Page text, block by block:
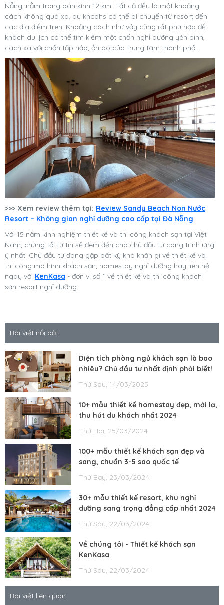
Nẵng, nằm trong bán kính 12 km. Tất cả đều là một khoảng
cách không quá xa, du khcahs có thể di chuyển từ resort đến
các địa điểm trên. Khoảng cách như vậy cũng rất phù hợp để
khách du lịch có thể tìm kiếm một chốn nghỉ dưỡng yên bình,
cách xa với chốn tấp nập, ồn ào của trung tâm thành phố.
>>> Xem review thêm tại: Review Sandy Beach Non Nước
Resort – Không gian nghỉ dưỡng cao cấp tại Đà Nẵng
Với 15 năm kinh nghiệm thiết kế và thi công khách sạn tại Việt
Nam, chúng tối tự tin sẽ đem đến cho chủ đầu tư công trình ưng
ý nhất. Chủ đầu tư đang gặp bất kỳ khó khăn gì về thiết kế và
thi công mô hình khách sạn, homestay nghỉ dưỡng hãy liên hệ
ngay với KenKasa - đơn vị số 1 về thiết kế và thi công khách
sạn resort nghỉ dưỡng.
Bài viết nổi bật
Diện tích phòng ngủ khách sạn là bao
nhiêu? Chủ đầu tư nhất định phải biết!
Thứ Sáu, 14/03/2025
10+ mẫu thiết kế homestay đẹp, mới lạ,
thu hút du khách nhất 2024
Thứ Hai, 25/03/2024
100+ mẫu thiết kế khách sạn đẹp và
sang, chuẩn 3-5 sao quốc tế
Thứ Bảy, 23/03/2024
30+ mẫu thiết kế resort, khu nghỉ
dưỡng sang trọng đẳng cấp nhất 2024
Thứ Sáu, 22/03/2024
Về chúng tôi - Thiết kế khách sạn
KenKasa
Thứ Sáu, 22/03/2024
Bài viết liên quan